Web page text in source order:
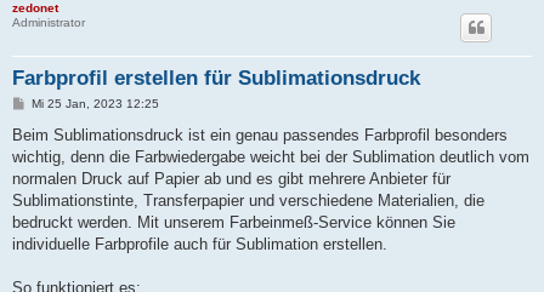
zedonet
Administrator
Farbprofil erstellen für Sublimationsdruck
B
i
r
a
Mi 25 Jan, 2023 12:25
Beim Sublimationsdruck ist ein genau passendes Farbprofil besonders
wichtig, denn die Farbwiedergabe weicht bei der Sublimation deutlich vom
normalen Druck auf Papier ab und es gibt mehrere Anbieter für
Sublimationstinte, Transferpapier und verschiedene Materialien, die
bedruckt werden. Mit unserem Farbeinmeß-Service können Sie
individuelle Farbprofile auch für Sublimation erstellen.
So funktioniert es: